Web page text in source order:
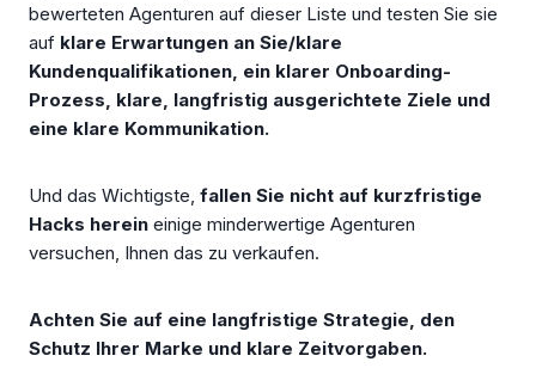
bewerteten Agenturen auf dieser Liste und testen Sie sie
auf klare Erwartungen an Sie/klare
Kundenqualifikationen, ein klarer Onboarding-
Prozess, klare, langfristig ausgerichtete Ziele und
eine klare Kommunikation.
Und das Wichtigste, fallen Sie nicht auf kurzfristige
Hacks herein einige minderwertige Agenturen
versuchen, Ihnen das zu verkaufen.
Achten Sie auf eine langfristige Strategie, den
Schutz Ihrer Marke und klare Zeitvorgaben.